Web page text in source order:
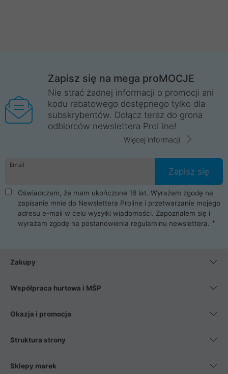
Zapisz się na mega proMOCJE
Nie strać żadnej informacji o promocji ani
kodu rabatowego dostępnego tylko dla
subskrybentów. Dołącz teraz do grona
odbiorców newslettera ProLine!
Więcej informacji
Email
Zapisz się
Oświadczam, że mam ukończone 16 lat. Wyrażam zgodę na
zapisanie mnie do Newslettera Proline i przetwarzanie mojego
adresu e-mail w celu wysyłki wiadomości. Zapoznałem się i
wyrażam zgodę na postanowienia regulaminu newslettera.
Zakupy
Współpraca hurtowa i MŚP
Okazja i promocja
Struktura strony
Sklepy marek